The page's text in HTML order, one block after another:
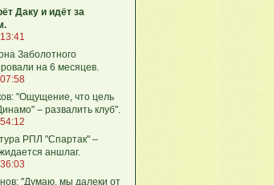
Даку и идёт за
Заболотного
на 6 месяцев.
"Ощущение, что цель
– развалить клуб".
РПЛ "Спартак" –
аншлаг.
"Думаю, мы далеки от